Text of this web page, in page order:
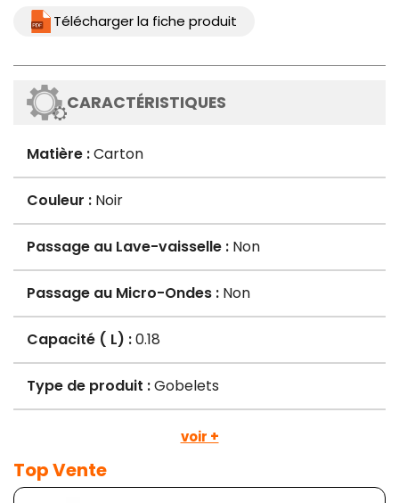
Télécharger la fiche produit
CARACTÉRISTIQUES
Matière :Carton
Couleur : Noir
Passage au Lave-vaisselle : Non
Passage au Micro-Ondes : Non
Capacité ( L) :0.18
Type de produit :Gobelets
voir +
Top Vente